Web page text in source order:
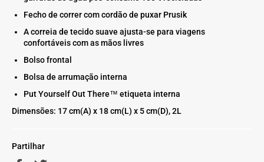
Fecho de correr com cordão de puxar Prusik
A correia de tecido suave ajusta-se para viagens
confortáveis com as mãos livres
Bolso frontal
Bolsa de arrumação interna
Put Yourself Out There™ etiqueta interna
Dimensões: 17 cm(A) x 18 cm(L) x 5 cm(D), 2L
Partilhar